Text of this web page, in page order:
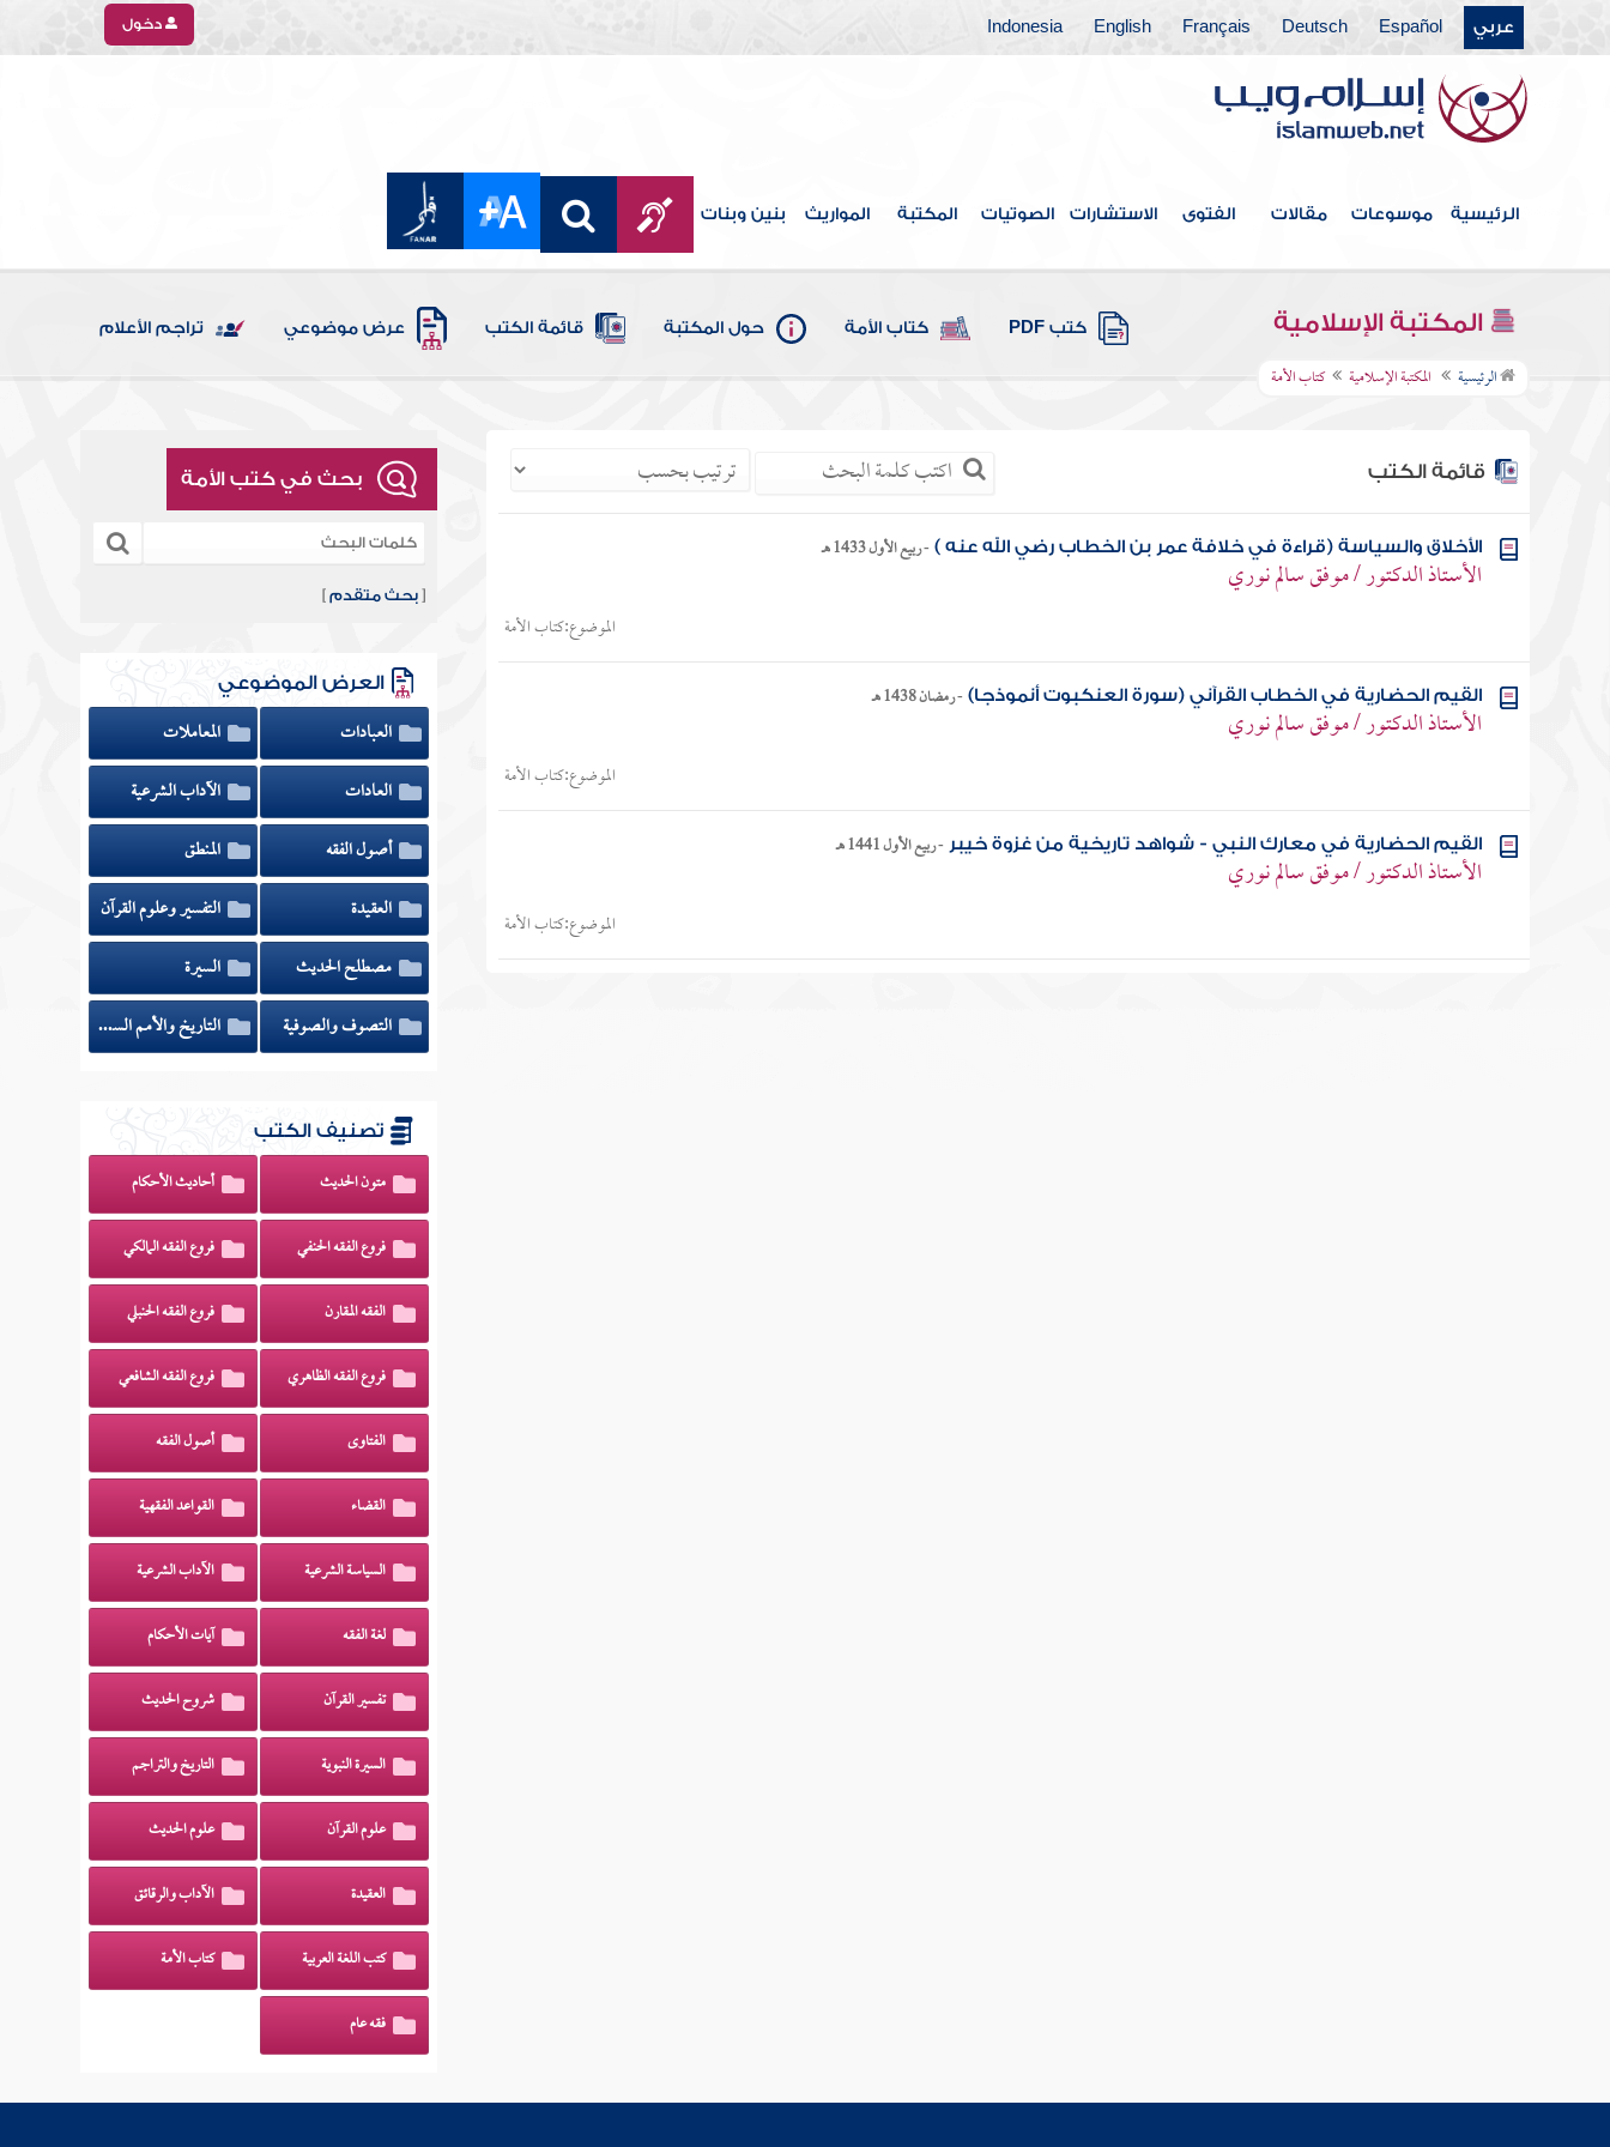
عربي Español
Deutsch
Français
English
Indonesia دخول
الرئيسية موسوعات مقالات الفتوى الاستشارات الصوتيات المكتبة المواريث بنين وبنات
المكتبة الإسلامية كتب PDF كتاب الأمة حول المكتبة قائمة الكتب عرض موضوعي تراجم الأعلام
الرئيسية المكتبة الإسلامية كتاب الأمة
قائمة الكتب
الأخلاق والسياسة (قراءة في خلافة عمر بن الخطاب رضي الله عنه ) -ربيع الأول 1433 هـ
الأستاذ الدكتور / موفق سالم نوري
الموضوع:كتاب الأمة
القيم الحضارية في الخطاب القرآني (سورة العنكبوت أنموذجا) -رمضان 1438 هـ
الأستاذ الدكتور / موفق سالم نوري
الموضوع:كتاب الأمة
القيم الحضارية في معارك النبي - شواهد تاريخية من غزوة خيبر -ربيع الأول 1441 هـ
الأستاذ الدكتور / موفق سالم نوري
الموضوع:كتاب الأمة
بحث في كتب الأمة
[بحث متقدم ]
العرض الموضوعي
العبادات
المعاملات
العادات
الآداب الشرعية
أصول الفقه
المنطق
العقيدة
التفسير وعلوم القرآن
مصطلح الحديث
السيرة
التصوف والصوفية
التاريخ والأمم السابقة
تصنيف الكتب
متون الحديث أحاديث الأحكام
فروع الفقه الحنفي فروع الفقه المالكي
الفقه المقارن فروع الفقه الحنبلي
فروع الفقه الظاهري فروع الفقه الشافعي
الفتاوى أصول الفقه
القضاء القواعد الفقهية
السياسة الشرعية الآداب الشرعية
لغة الفقه آيات الأحكام
تفسير القرآن شروح الحديث
السيرة النبوية التاريخ والتراجم
علوم القرآن علوم الحديث
العقيدة الآداب والرقائق
كتب اللغة العربية كتاب الأمة
فقه عام